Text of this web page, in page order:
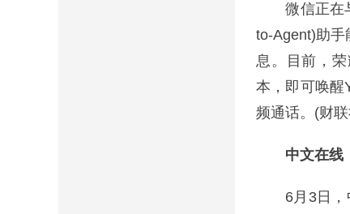
微信正在与
to-Agent)助
息。目前，
本，即可唤醒
频通话。(财
中文在线
6月3日，中